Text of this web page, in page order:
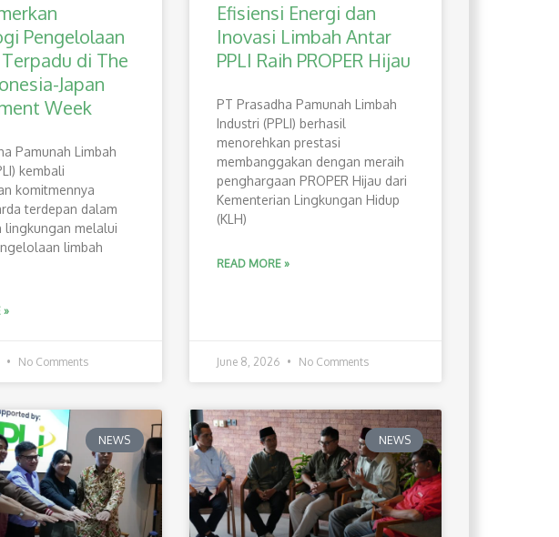
Pengelolaan
di The
Japan
Week
Pamunah Limbah
kembali
komitmennya
terdepan dalam
lingkungan melalui
limbah
»
No Comments
Efisiensi Energi dan
Inovasi Limbah Antar
PPLI Raih PROPER Hijau
PT Prasadha Pamunah Limbah
Industri (PPLI) berhasil
menorehkan prestasi
membanggakan dengan meraih
penghargaan PROPER Hijau dari
Kementerian Lingkungan Hidup
(KLH)
READ MORE »
June 8, 2026 No Comments
NEWS NEWS